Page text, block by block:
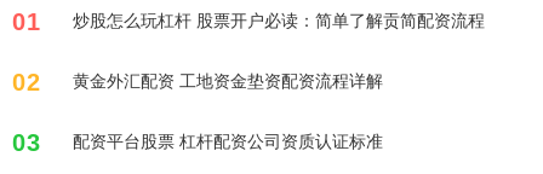
01 炒股怎么玩杠杆 股票开户必读：简单了解贡简配资流程
02 黄金外汇配资 工地资金垫资配资流程详解
03 配资平台股票 杠杆配资公司资质认证标准